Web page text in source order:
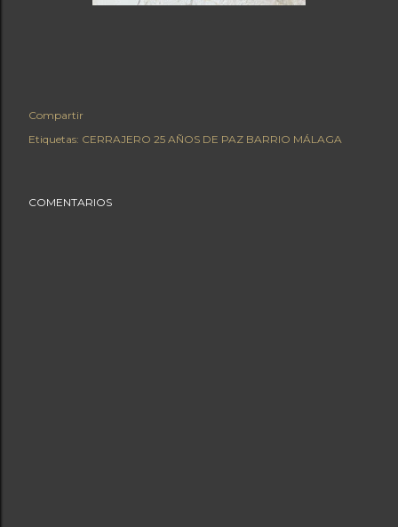
Compartir
Etiquetas: CERRAJERO 25 AÑOS DE PAZ BARRIO MÁLAGA
COMENTARIOS